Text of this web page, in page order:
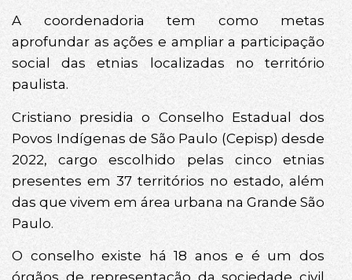
A coordenadoria tem como metas
aprofundar as ações e ampliar a participação
social das etnias localizadas no território
paulista.
Cristiano presidia o Conselho Estadual dos
Povos Indígenas de São Paulo (Cepisp) desde
2022, cargo escolhido pelas cinco etnias
presentes em 37 territórios no estado, além
das que vivem em área urbana na Grande São
Paulo.
O conselho existe há 18 anos e é um dos
órgãos de representação da sociedade civil